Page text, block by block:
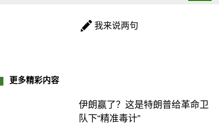
我来说两句
更多精彩内容
伊朗赢了？这是特朗普给革命卫
队下“精准毒计”